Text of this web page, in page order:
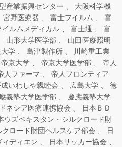
産業振興センター
大阪科学機
宮野医療器 富士フイルム
富
イルムメディカル 富士通
富
山形大学医学部
山田医療照明
学 島津製作所
川崎重工業
帝京大学 帝京大学医学部
帝人
人ファーマ
帝人フロンティア
いわしや親睦会 広島大学
徳
義塾大学医学部
慶應義塾大学
ネシア医療連携協会
日本ＢＤ
ウズベキスタン・シルクロード財
ロード財団ヘルスケア部会
日
ィディエン
日本サッカー協会